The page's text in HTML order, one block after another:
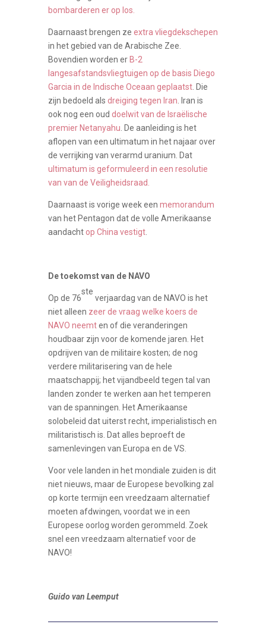
bombarderen er op los.
Daarnaast brengen ze extra vliegdekschepen
in het gebied van de Arabische Zee.
Bovendien worden er B-2
langesafstandsvliegtuigen op de basis Diego
Garcia in de Indische Oceaan geplaatst. Die
zijn bedoeld als dreiging tegen Iran . Iran is
ook nog een oud doelwit van de Israëlische
premier Netanyahu . De aanleiding is het
aflopen van een ultimatum in het najaar over
de verrijking van verarmd uranium. Dat
ultimatum is geformuleerd in een resolutie
van van de Veiligheidsraad.
Daarnaast is vorige week een memorandum
van het Pentagon dat de volle Amerikaanse
aandacht op China vestigt.
De toekomst van de NAVO
Op de 76
ste
verjaardag van de NAVO is het
niet alleen zeer de vraag welke koers de
NAVO neemten of die veranderingen
houdbaar zijn voor de komende jaren. Het
opdrijven van de militaire kosten; de nog
verdere militarisering van de hele
maatschappij; het vijandbeeld tegen tal van
landen zonder te werken aan het temperen
van de spanningen. Het Amerikaanse
solobeleid dat uiterst recht, imperialistisch en
militaristisch is. Dat alles beproeft de
samenlevingen van Europa en de VS.
Voor vele landen in het mondiale zuiden is dit
niet nieuws, maar de Europese bevolking zal
op korte termijn een vreedzaam alternatief
moeten afdwingen, voordat we in een
Europese oorlog worden gerommeld. Zoek
snel een vreedzaam alternatief voor de
NAVO!
Guido van Leemput